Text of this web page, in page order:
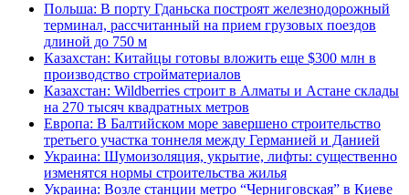
Польша: В порту Гданьска построят железнодорожный
терминал, рассчитанный на прием грузовых поездов
длиной до 750 м
Казахстан: Китайцы готовы вложить еще $300 млн в
производство стройматериалов
Казахстан: Wildberries строит в Алматы и Астане склады
на 270 тысяч квадратных метров
Европа: В Балтийском море завершено строительство
третьего участка тоннеля между Германией и Данией
Украина: Шумоизоляция, укрытие, лифты: существенно
изменятся нормы строительства жилья
Украина: Возле станции метро “Черниговская” в Киеве